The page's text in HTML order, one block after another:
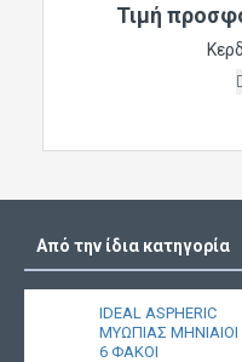
Τιμή
Από την ίδια κατηγορία
IDEAL ASPHERIC
ΜΥΩΠΙΑΣ ΜΗΝΙΑΙΟΙ
6 ΦΑΚΟΙ